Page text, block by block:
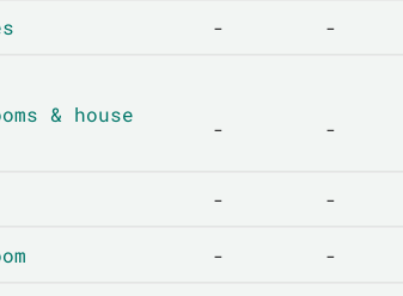
- -
& house
- -
- -
- -